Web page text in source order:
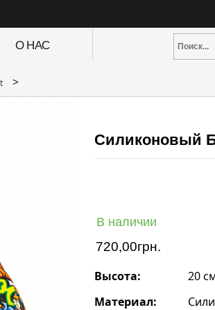
О НАС
>
Силиконовый
В наличии
720,00грн.
Высота:
20
Материал: